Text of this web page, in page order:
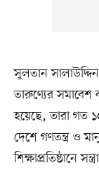
সুলতান
তারুণ্যের
হয়েছে, তারা গত
দেশে গণতন্ত্র ও
শিক্ষাপ্রতিষ্ঠানে